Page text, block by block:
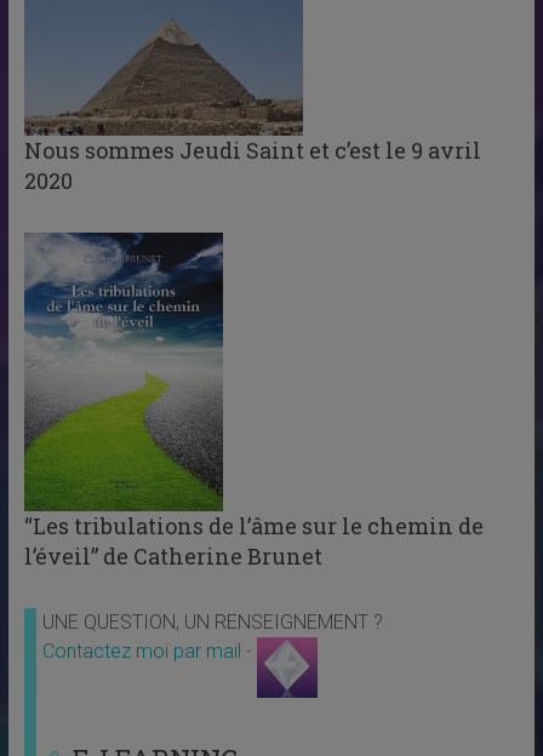
Nous sommes Jeudi Saint et c’est le 9 avril
2020
“Les tribulations de l’âme sur le chemin de
l’éveil” de Catherine Brunet
UNE QUESTION, UN RENSEIGNEMENT ?
Contactez moi par mail -